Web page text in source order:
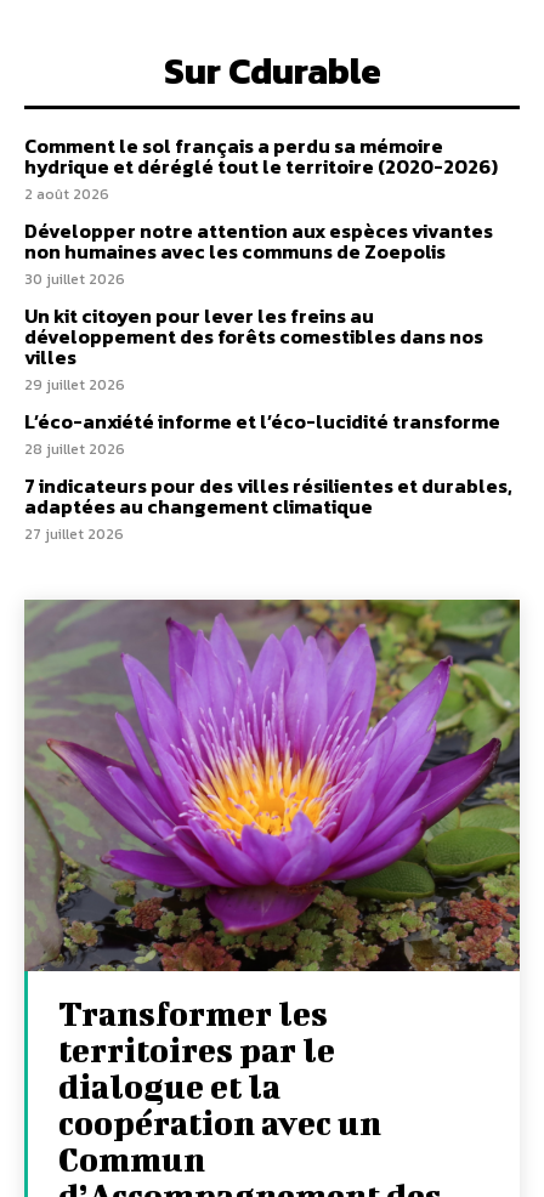
Sur Cdurable
Comment le sol français a perdu sa mémoire
hydrique et déréglé tout le territoire (2020-2026)
2 août 2026
Développer notre attention aux espèces vivantes
non humaines avec les communs de Zoepolis
30 juillet 2026
Un kit citoyen pour lever les freins au
développement des forêts comestibles dans nos
villes
29 juillet 2026
L’éco-anxiété informe et l’éco-lucidité transforme
28 juillet 2026
7 indicateurs pour des villes résilientes et durables,
adaptées au changement climatique
27 juillet 2026
Transformer les
territoires par le
dialogue et la
coopération avec un
Commun